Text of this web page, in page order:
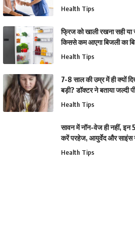
Health Tips
फ्रिज को खाली रखना सही
किससे कम आएगा बिजली का
Health Tips
7-8 साल की उम्र में ही क्यों
बड़ी? डॉक्टर ने बताया जल्दी
Health Tips
सावन में नॉन-वेज ही नहीं, इन 5
करें परहेज, आयुर्वेद और साइंस
Health Tips